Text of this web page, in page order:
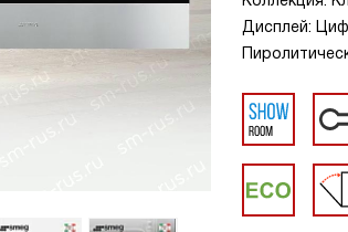
Дисплей: